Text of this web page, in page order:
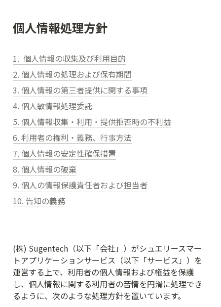
個人情報処理方針
1.  個人情報の収集及び利用目的
2. 個人情報の処理および保有期間
3. 個人情報の第三者提供に関する事項
4. 個人敏情報処理委託
5. 個人情報収集・利用・提供拒否時の不利益
6. 利用者の権利・義務、行事方法
7. 個人情報の安定性確保措置
8. 個人情報の破棄
9. 個人の情報保護責任者および担当者
10. 告知の義務
(株) Sugentech（以下「会社」）がシュエリースマー
トアプリケーションサービス（以下「サービス」）を
運営する上で、利用者の個人情報および権益を保護
し、個人情報に関する利用者の苦情を円滑に処理でき
るように、次のような処理方針を置いています。